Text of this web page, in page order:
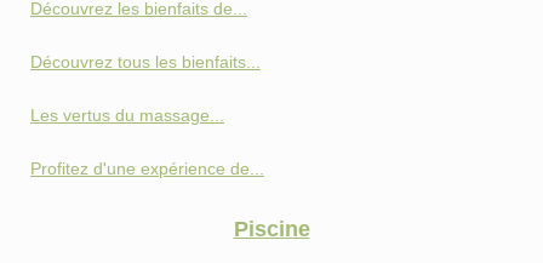
Découvrez les bienfaits de...
Découvrez tous les bienfaits...
Les vertus du massage...
Profitez d'une expérience de...
Piscine